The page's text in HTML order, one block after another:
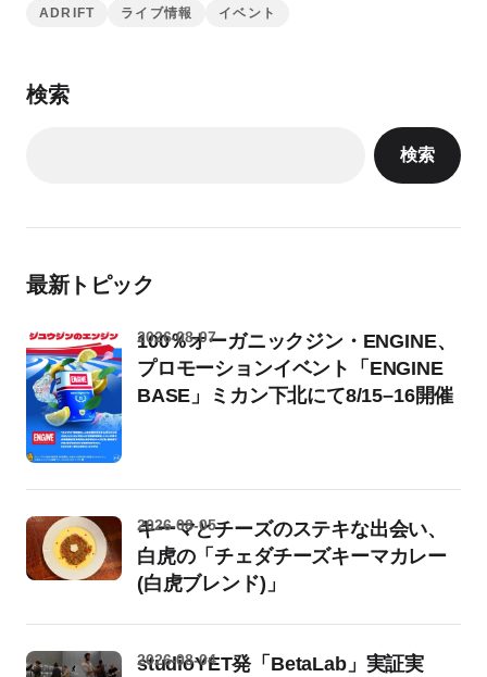
ADRIFT ライブ情報 イベント
検索
検索
最新トピック
100％オーガニックジン・ENGINE、
プロモーションイベント「ENGINE
BASE」ミカン下北にて8/15–16開催
2026-08-07
キーマとチーズのステキな出会い、
白虎の「チェダチーズキーマカレー
(白虎ブレンド)」
2026-08-05
studioYET発「BetaLab」実証実
2026-08-04